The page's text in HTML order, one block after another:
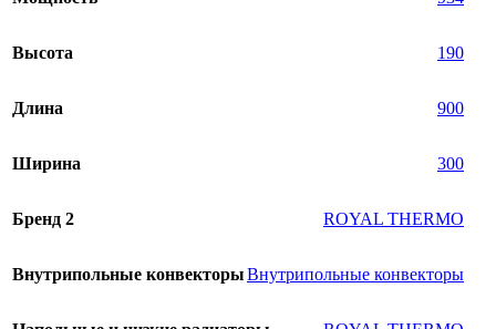
Высота 190
Длина 900
Ширина 300
Бренд 2 ROYAL THERMO
Внутрипольные конвекторыВнутрипольные конвекторы